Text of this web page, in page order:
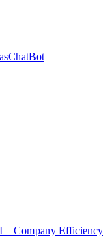
– Company Efficiency